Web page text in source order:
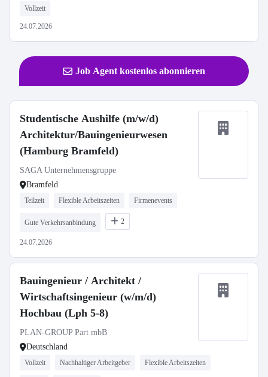
Vollzeit
24.07.2026
Job Agent kostenlos abonnieren
Studentische Aushilfe (m/w/d)
Architektur/Bauingenieurwesen
(Hamburg Bramfeld)
SAGA Unternehmensgruppe
Bramfeld
Teilzeit Flexible Arbeitszeiten Firmenevents
Gute Verkehrsanbindung 2
24.07.2026
Bauingenieur / Architekt /
Wirtschaftsingenieur (w/m/d)
Hochbau (Lph 5-8)
PLAN-GROUP Part mbB
Deutschland
Vollzeit Nachhaltiger Arbeitgeber Flexible Arbeitszeiten